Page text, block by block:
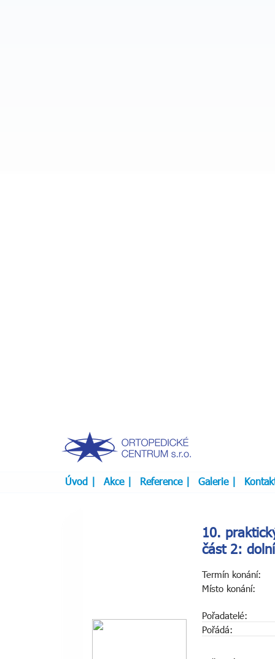
Úvod | Akce | Reference | Galerie |
10.
část 2:
Termín konání:
Místo konání:
Pořadatelé:
Pořádá: